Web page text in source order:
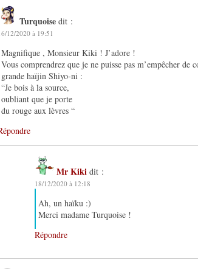
Turquoise dit :
12/2020 à 19:51
Magnifique , Monsieur Kiki ! J’adore !
Vous comprendrez que je ne puisse pas m’empêcher
grande haïjin Shiyo-ni :
“Je bois à la source,
oubliant que je porte
du rouge aux lèvres “
Mr Kiki dit :
18/12/2020 à 12:18
Ah, un haïku :)
Merci madame Turquoise !
Répondre